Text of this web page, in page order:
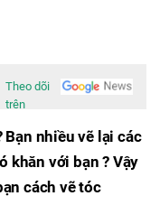
Theo dõi
trên
nhiều vẽ lại các
khăn với bạn ? Vậy
cách vẽ tóc